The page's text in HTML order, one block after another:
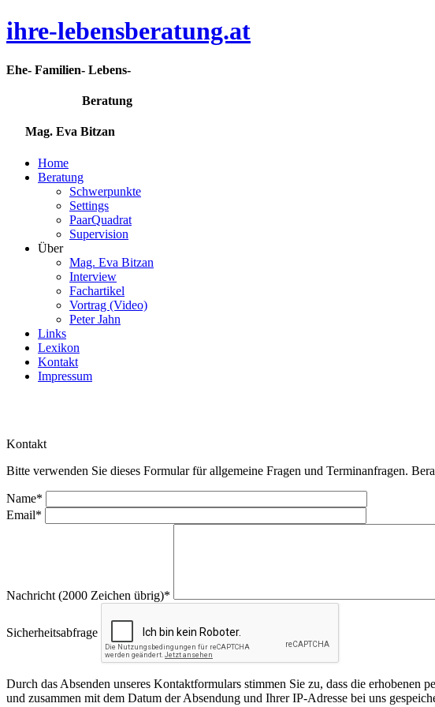
ihre-lebensberatung.at
Ehe- Familien- Lebens-
Beratung
Mag. Eva Bitzan
Home
Beratung
Schwerpunkte
Settings
PaarQuadrat
Supervision
Über
Mag. Eva Bitzan
Interview
Fachartikel
Vortrag (Video)
Peter Jahn
Links
Lexikon
Kontakt
Impressum
Kontakt
Bitte verwenden Sie dieses Formular für allgemeine Fragen und Terminanfragen.
Name*
Email*
Nachricht (2000 Zeichen übrig)*
Sicherheitsabfrage
Durch das Absenden unseres Kontaktformulars stimmen Sie zu, dass die
und zusammen mit dem Datum der Absendung und Ihrer IP-Adresse bei uns